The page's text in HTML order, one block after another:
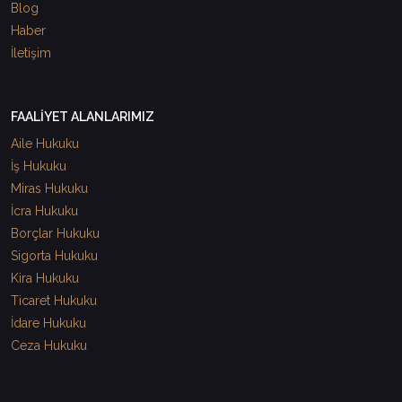
Blog
Haber
İletişim
FAALİYET ALANLARIMIZ
Aile Hukuku
İş Hukuku
Miras Hukuku
İcra Hukuku
Borçlar Hukuku
Sigorta Hukuku
Kira Hukuku
Ticaret Hukuku
İdare Hukuku
Ceza Hukuku